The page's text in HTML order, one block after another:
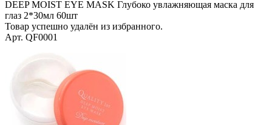
DEEP MOIST EYE MASK Глубоко увлажняющая маска для
глаз 2*30мл 60шт
Товар успешно удалён из избранного.
Арт. QF0001